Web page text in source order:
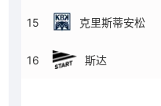
15 克里斯蒂安松
16 斯达